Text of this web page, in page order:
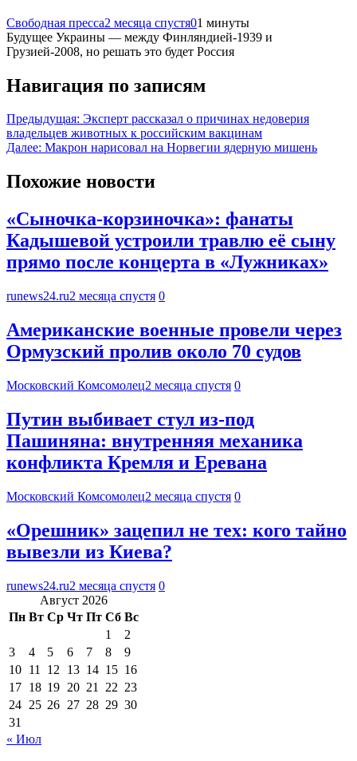
Свободная пресса2 месяца спустя01 минуты
Будущее Украины — между Финляндией-1939 и
Грузией-2008, но решать это будет Россия
Навигация по записям
Предыдущая: Эксперт рассказал о причинах недоверия
владельцев животных к российским вакцинам
Далее: Макрон нарисовал на Норвегии ядерную мишень
Похожие новости
«Сыночка-корзиночка»: фанаты
Кадышевой устроили травлю её сыну
прямо после концерта в «Лужниках»
runews24.ru2 месяца спустя 0
Американские военные провели через
Ормузский пролив около 70 судов
Московский Комсомолец2 месяца спустя 0
Путин выбивает стул из-под
Пашиняна: внутренняя механика
конфликта Кремля и Еревана
Московский Комсомолец2 месяца спустя 0
«Орешник» зацепил не тех: кого тайно
вывезли из Киева?
runews24.ru2 месяца спустя 0
Август 2026
Пн Вт Ср Чт Пт Сб Вс
1
2
3
4 5 6 7 8
9
10 11 12 13 14 15 16
17 18 19 20 21 22 23
24 25 26 27 28 29 30
31
« Июл